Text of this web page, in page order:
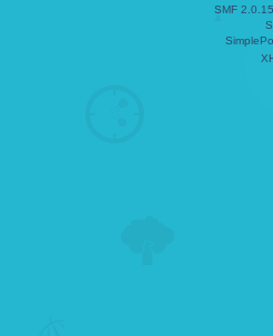
SMF 2.0.15